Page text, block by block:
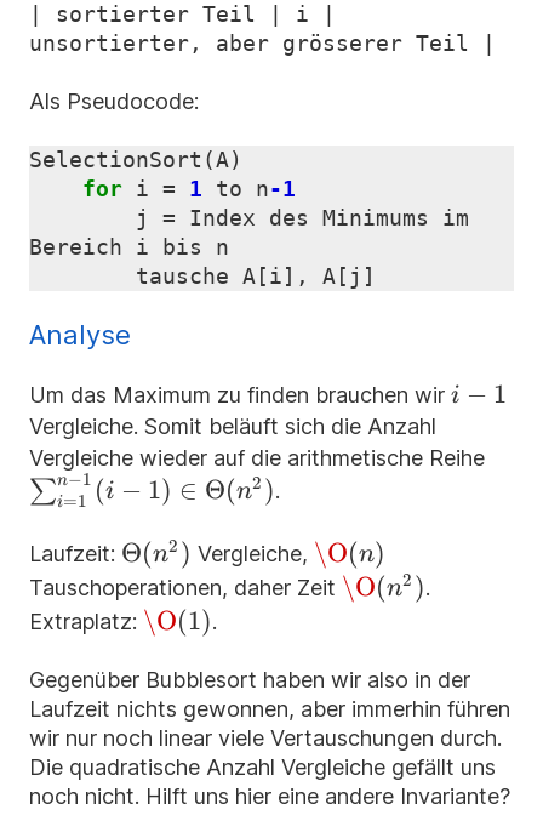
| sortierter Teil | i |
Als Pseudocode:
SelectionSort (A)
for i = 1 to n-1
j
= Index des Minimums
im
Bereich
i bis
n
tausche A [i], A [ j ]
Analyse
Um das Maximum zu finden brauchen wir i-
i − 1
Vergleiche. Somit beläuft sich die Anzahl
Vergleiche wieder auf die arithmetische Reihe
∑i=1
n−1 (i − 1) ∈ Θ(n2 ).
Laufzeit: \Theta(n^2)
Θ(n2 ) Vergleiche, \O(n)
\O(n)
Tauschoperationen, daher Zeit \O(n^2)
\O(n2 ).
Extraplatz: \O(1)
\O(1).
Gegenüber Bubblesort haben wir also in der
Laufzeit nichts gewonnen, aber immerhin führen
wir nur noch linear viele Vertauschungen durch.
Die quadratische Anzahl Vergleiche gefällt uns
noch nicht. Hilft uns hier eine andere Invariante?